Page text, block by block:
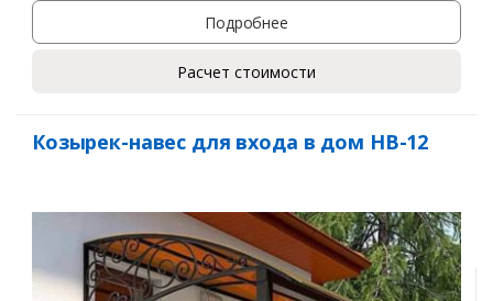
Подробнее
Расчет стоимости
Козырек-навес для входа в дом НВ-12